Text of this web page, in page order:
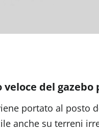
del gazebo
portato al posto
anche su terreni